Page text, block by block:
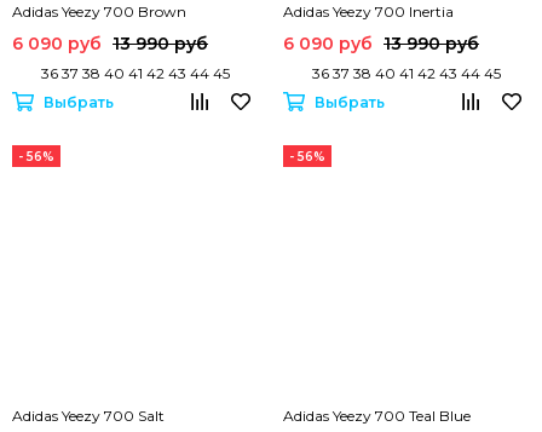
Adidas Yeezy 700 Brown
6 090 руб 13 990 руб
36 37 38 40 41 42 43 44 45
Выбрать
Adidas Yeezy 700 Inertia
6 090 руб 13 990 руб
36 37 38 40 41 42 43 44 45
Выбрать
- 56%
Adidas Yeezy 700 Salt
- 56%
Adidas Yeezy 700 Teal Blue